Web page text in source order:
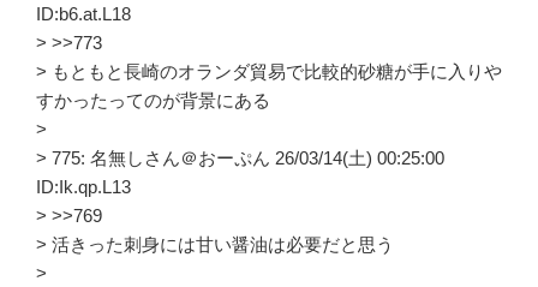
ID:b6.at.L18
> >>773
> もともと長崎のオランダ貿易で比較的砂糖が手に入りや
すかったってのが背景にある
>
> 775: 名無しさん＠おーぷん 26/03/14(土) 00:25:00
ID:Ik.qp.L13
> >>769
> 活きった刺身には甘い醤油は必要だと思う
>